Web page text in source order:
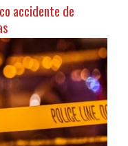
accidente de